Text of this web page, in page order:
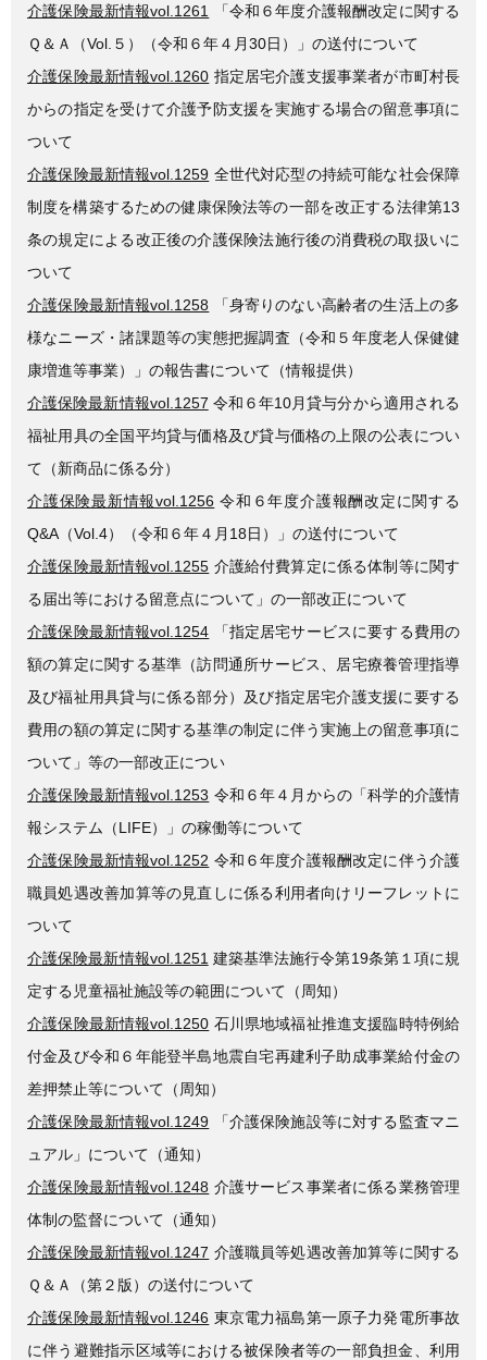
介護保険最新情報vol.1261
「令和６年度介護報酬改定に関する
Ｑ＆Ａ（Vol.５）（令和６年４月30日）」の送付について
介護保険最新情報vol.1260 指定居宅介護支援事業者が市町村長
からの指定を受けて介護予防支援を実施する場合の留意事項に
ついて
介護保険最新情報vol.1259 全世代対応型の持続可能な社会保障
制度を構築するための健康保険法等の一部を改正する法律第13
条の規定による改正後の介護保険法施行後の消費税の取扱いに
ついて
介護保険最新情報vol.1258 「身寄りのない高齢者の生活上の多
様なニーズ・諸課題等の実態把握調査（令和５年度老人保健健
康増進等事業）」の報告書について（情報提供）
介護保険最新情報vol.1257 令和６年10月貸与分から適用される
福祉用具の全国平均貸与価格及び貸与価格の上限の公表につい
て（新商品に係る分）
介護保険最新情報vol.1256 令和６年度介護報酬改定に関する
Q&A（Vol.4）（令和６年４月18日）」の送付について
介護保険最新情報vol.1255 介護給付費算定に係る体制等に関す
る届出等における留意点について」の一部改正について
介護保険最新情報vol.1254 「指定居宅サービスに要する費用の
額の算定に関する基準（訪問通所サービス、居宅療養管理指導
及び福祉用具貸与に係る部分）及び指定居宅介護支援に要する
費用の額の算定に関する基準の制定に伴う実施上の留意事項に
ついて」等の一部改正につい
介護保険最新情報vol.1253 令和６年４月からの「科学的介護情
報システム（LIFE）」の稼働等について
介護保険最新情報vol.1252 令和６年度介護報酬改定に伴う介護
職員処遇改善加算等の見直しに係る利用者向けリーフレットに
ついて
介護保険最新情報vol.1251 建築基準法施行令第19条第１項に規
定する児童福祉施設等の範囲について（周知）
介護保険最新情報vol.1250 石川県地域福祉推進支援臨時特例給
付金及び令和６年能登半島地震自宅再建利子助成事業給付金の
差押禁止等について（周知）
介護保険最新情報vol.1249 「介護保険施設等に対する監査マニ
ュアル」について（通知）
介護保険最新情報vol.1248 介護サービス事業者に係る業務管理
体制の監督について（通知）
介護保険最新情報vol.1247 介護職員等処遇改善加算等に関する
Ｑ＆Ａ（第２版）の送付について
介護保険最新情報vol.1246 東京電力福島第一原子力発電所事故
に伴う避難指示区域等における被保険者等の一部負担金、利用